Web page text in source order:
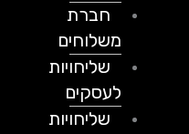
חברת
משלוחים
שליחויות
לעסקים
שליחויות